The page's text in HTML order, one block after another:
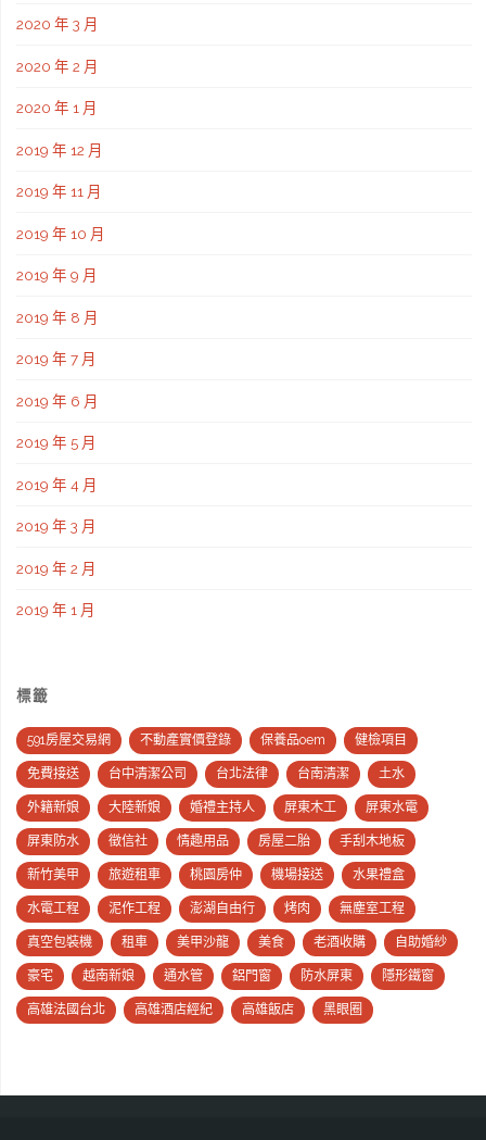
2020 年 3 月
2020 年 2 月
2020 年 1 月
2019 年 12 月
2019 年 11 月
2019 年 10 月
2019 年 9 月
2019 年 8 月
2019 年 7 月
2019 年 6 月
2019 年 5 月
2019 年 4 月
2019 年 3 月
2019 年 2 月
2019 年 1 月
標籤
591房屋交易網 不動產實價登錄 保養品oem 健檢項目
免費接送 台中清潔公司 台北法律 台南清潔 土水
外籍新娘 大陸新娘 婚禮主持人 屏東木工 屏東水電
屏東防水 徵信社 情趣用品 房屋二胎 手刮木地板
新竹美甲 旅遊租車 桃園房仲 機場接送 水果禮盒
水電工程 泥作工程 澎湖自由行 烤肉 無塵室工程
真空包裝機 租車 美甲沙龍 美食 老酒收購 自助婚紗
豪宅 越南新娘 通水管 鋁門窗 防水屏東 隱形鐵窗
高雄法國台北 高雄酒店經紀 高雄飯店 黑眼圈